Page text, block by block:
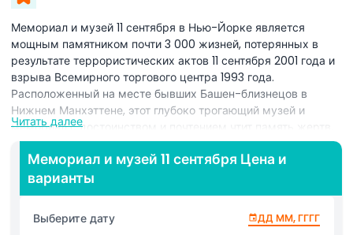
Мемориал и музей 11 сентября в Нью-Йорке является
мощным памятником почти 3 000 жизней, потерянных в
результате террористических актов 11 сентября 2001 года и
взрыва Всемирного торгового центра 1993 года.
Расположенный на месте бывших Башен-близнецов в
Нижнем Манхэттене, этот глубоко трогающий музей и
мемориал с достоинством и почтением чтит память жертв,
выживших и первых реагирующих. С билетом в Мемориал и
музей 11 сентября вы можете исследовать отражающие
бассейны — два больших водопада, расположенных в
пределах оригинальных оснований Башен-близнецов.
Каждый бассейн окружён бронзовыми панелями с
именами погибших, предлагая пространство для
Читать далее
Мемориал и музей 11 сентября Цена и
варианты
Выберите дату ДД ММ, ГГГГ